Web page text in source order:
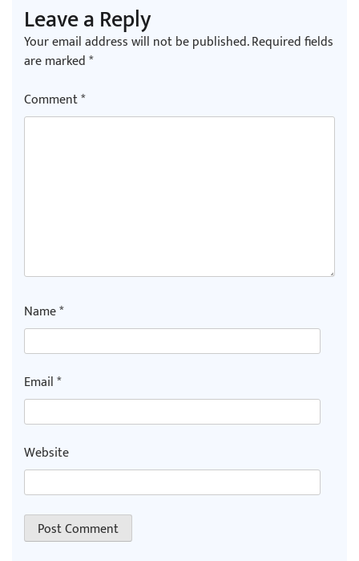
Leave a Reply
Your email address will not be published.Required fields
are marked*
Comment*
Name*
Email*
Website